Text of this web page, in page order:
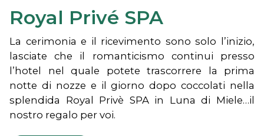
Royal Privé SPA
La cerimonia e il ricevimento sono solo l’inizio,
lasciate che il romanticismo continui presso
l’hotel nel quale potete trascorrere la prima
notte di nozze e il giorno dopo coccolati nella
splendida Royal Privè SPA in Luna di Miele…il
nostro regalo per voi.